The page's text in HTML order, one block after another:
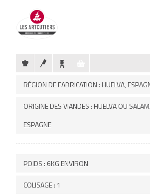
RÉGION DE FABRICATION : HUELVA,
ORIGINE DES VIANDES : HUELVA OU
ESPAGNE
POIDS : 6KG ENVIRON
COLISAGE : 1